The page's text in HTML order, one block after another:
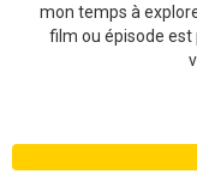
mon temps à
film ou épisode est